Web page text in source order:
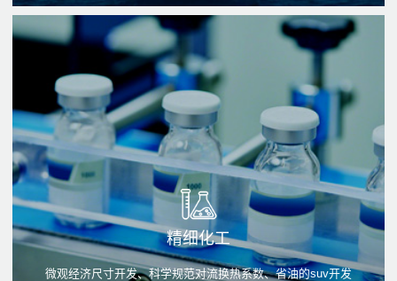
精细化工
微观经济尺寸开发、科学规范对流换热系数、省油的suv开发